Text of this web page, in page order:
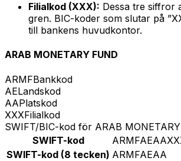
Filialkod (XXX): Dessa tre siffror
gren. BIC-koder som slutar på
till bankens huvudkontor.
ARAB MONETARY FUND
ARMFBankkod
AELandskod
AAPlatskod
XXXFilialkod
SWIFT/BIC-kod för ARAB
SWIFT-kod
SWIFT-kod (8 tecken) ARMFAEAA